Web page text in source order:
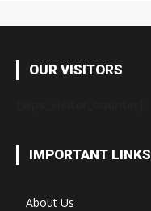
OUR VISITORS
IMPORTANT LINKS
About Us